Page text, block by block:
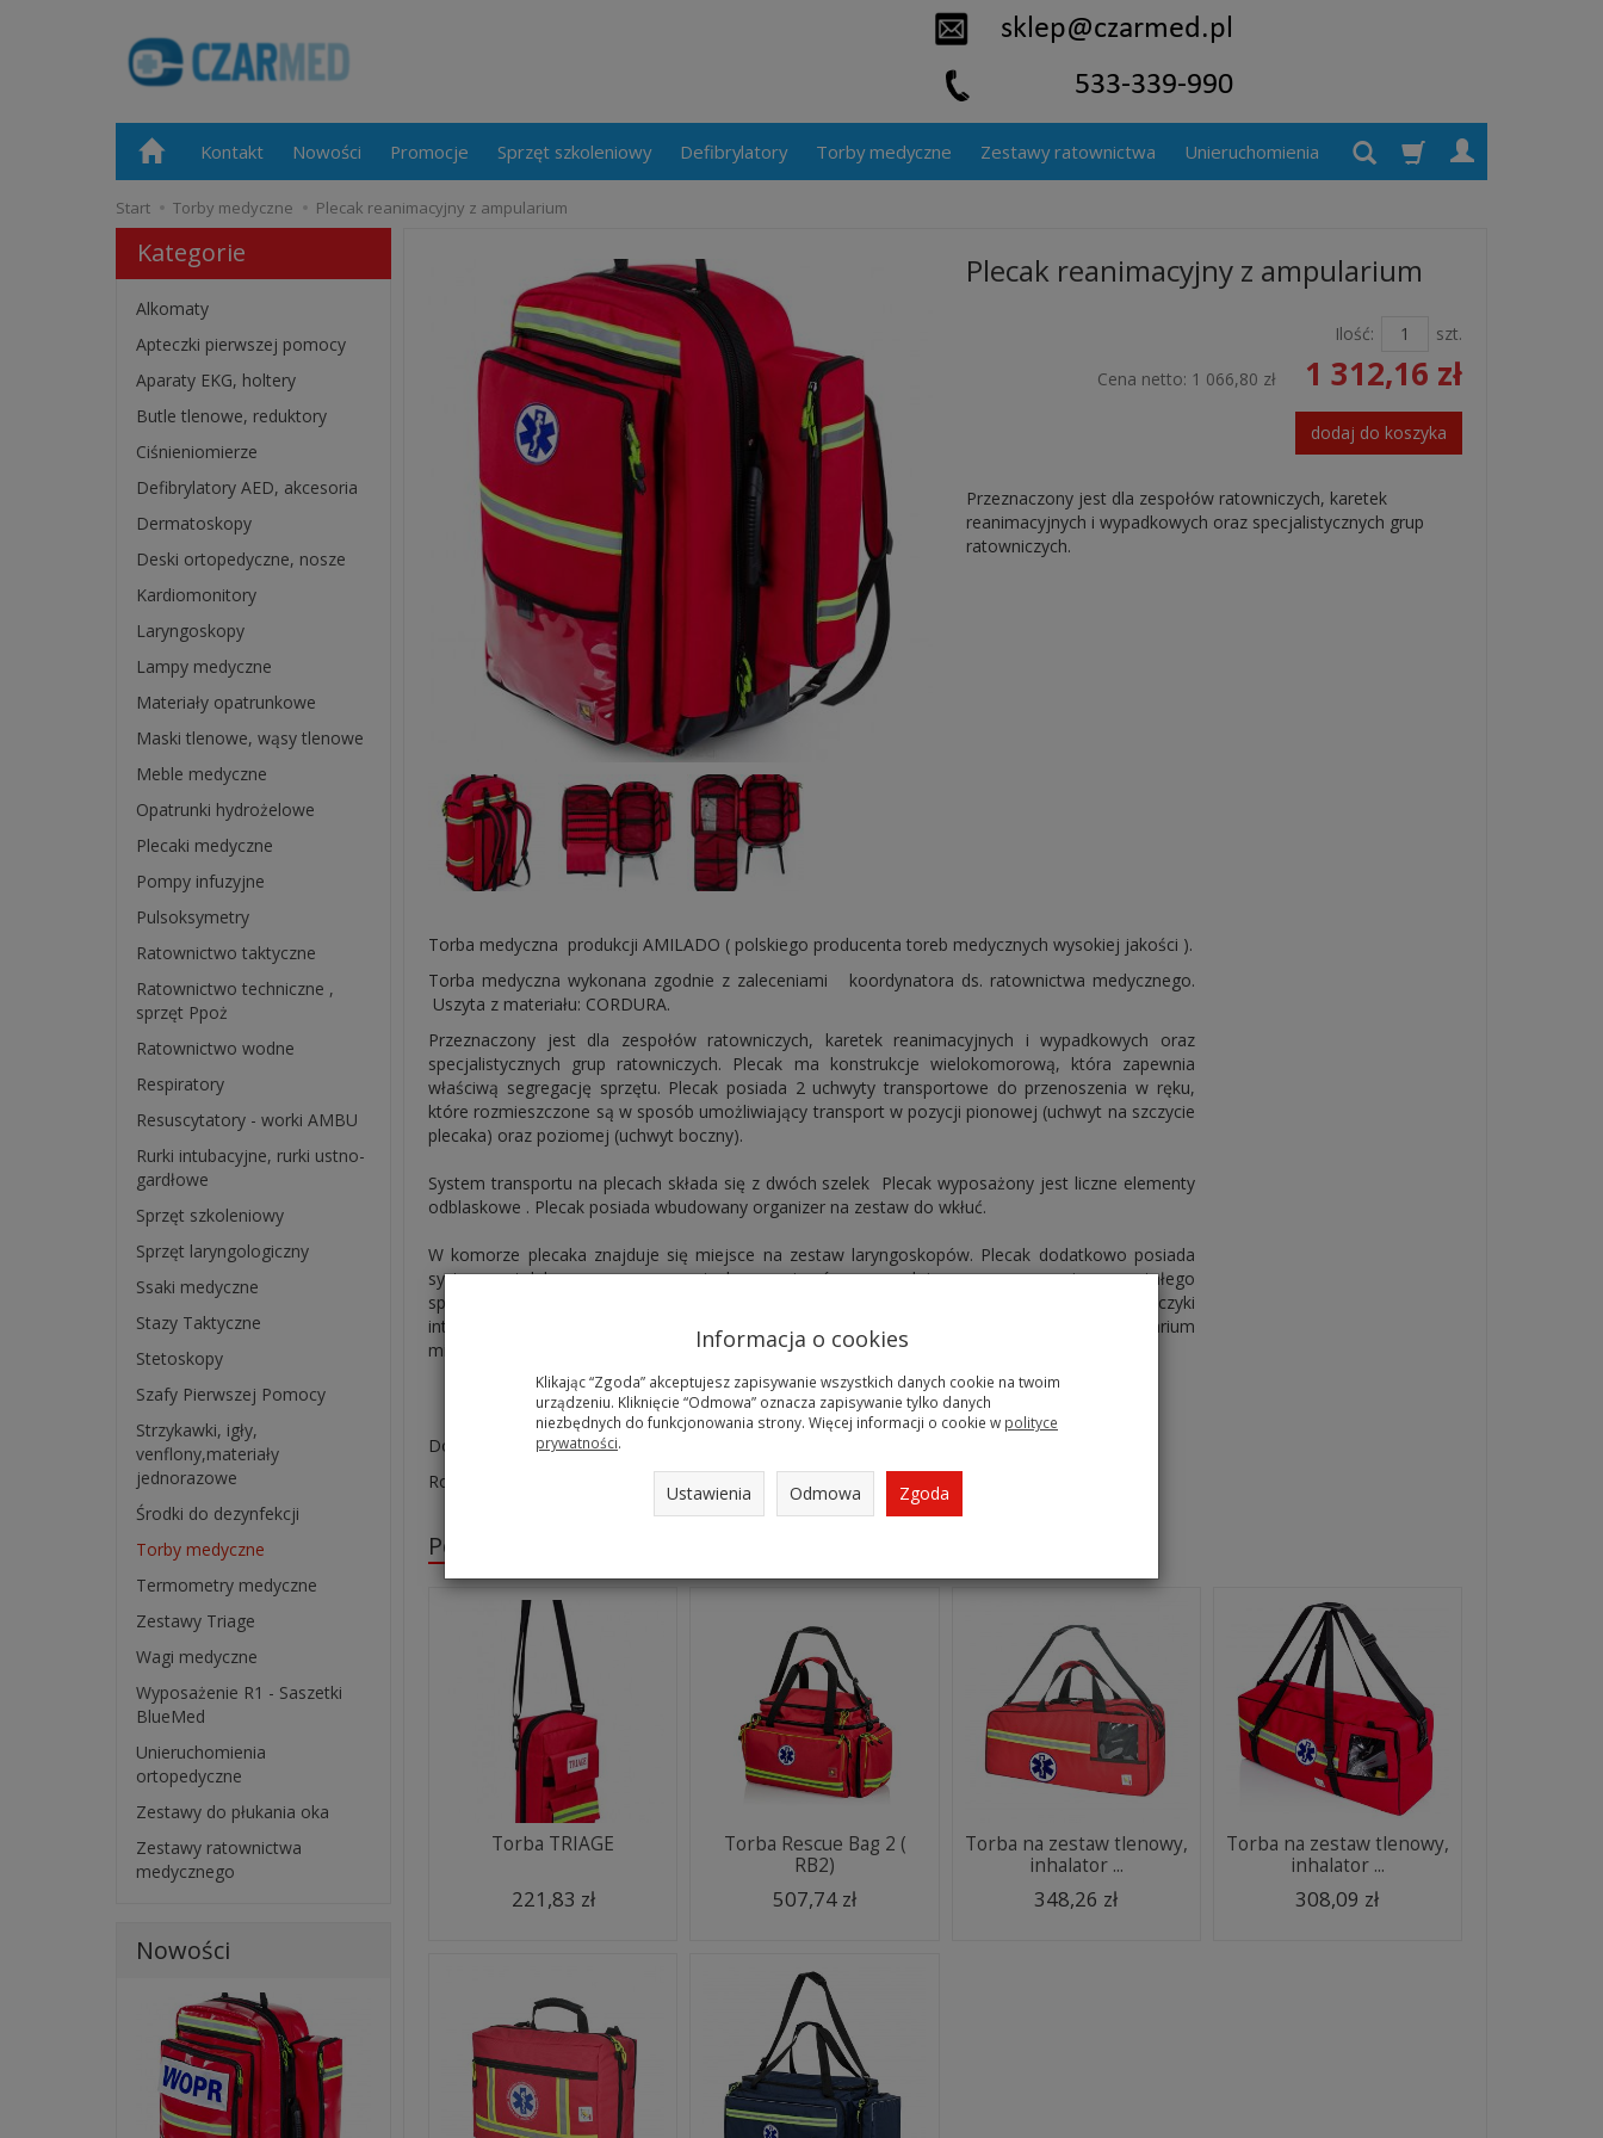
Kontakt Nowości Promocje Sprzęt szkoleniowy Defibrylatory Torby medyczne Zestawy ratownictwa Unieruchomienia
Start Torby medyczne Plecak reanimacyjny z ampularium
Plecak reanimacyjny z ampularium
Ilość:
szt.
Cena netto: 1 066,80 zł 1 312,16 zł
dodaj do koszyka
Przeznaczony jest dla zespołów ratowniczych, karetek
reanimacyjnych i wypadkowych oraz specjalistycznych grup
ratowniczych.
Torba medyczna produkcji AMILADO ( polskiego producenta toreb medycznych wysokiej jakości ).
Torba medyczna wykonana zgodnie z zaleceniami koordynatora ds. ratownictwa medycznego.
Uszyta z materiału: CORDURA.
Przeznaczony jest dla zespołów ratowniczych, karetek reanimacyjnych i wypadkowych oraz
specjalistycznych grup ratowniczych. Plecak ma konstrukcje wielokomorową, która zapewnia
właściwą segregację sprzętu. Plecak posiada 2 uchwyty transportowe do przenoszenia w ręku,
które rozmieszczone są w sposób umożliwiający transport w pozycji pionowej (uchwyt na szczycie
plecaka) oraz poziomej (uchwyt boczny).
System transportu na plecach składa się z dwóch szelek Plecak wyposażony jest liczne elementy
odblaskowe . Plecak posiada wbudowany organizer na zestaw do wkłuć.
W komorze plecaka znajduje się miejsce na zestaw laryngoskopów. Plecak dodatkowo posiada
system pętelek oraz przezroczystych organizerów, pozwalający na segregację pozostałego
sprzętu takiego, jak: rurki intubacyjne, rurki Guedela, rurki nosowo−gardłowe, kleszczyki
intubacyjne itd. W komorze głównej plecaka znajduje się wbudowany system ampularium
mieszczący ok. 60 szt. ampułek o różnej pojemności.
Dostępne kolory: czerwony (kolor standardowy) oraz granatowy .
Rozmiar plecaka : 61 x 33 x 24 cm
Polecane produkty
Torba TRIAGE
221,83 zł
Torba Rescue Bag 2 (
RB2)
507,74 zł
Torba na zestaw tlenowy,
inhalator ...
348,26 zł
Torba na zestaw tlenowy,
inhalator ...
308,09 zł
W ostatnich 7 dniach produktem interesuje się osób.
Kategorie
Alkomaty
Apteczki pierwszej pomocy
Aparaty EKG, holtery
Butle tlenowe, reduktory
Ciśnieniomierze
Defibrylatory AED, akcesoria
Dermatoskopy
Deski ortopedyczne, nosze
Kardiomonitory
Laryngoskopy
Lampy medyczne
Materiały opatrunkowe
Maski tlenowe, wąsy tlenowe
Meble medyczne
Opatrunki hydrożelowe
Plecaki medyczne
Pompy infuzyjne
Pulsoksymetry
Ratownictwo taktyczne
Ratownictwo techniczne ,
sprzęt Ppoż
Ratownictwo wodne
Respiratory
Resuscytatory - worki AMBU
Rurki intubacyjne, rurki ustno-
gardłowe
Sprzęt szkoleniowy
Sprzęt laryngologiczny
Ssaki medyczne
Stazy Taktyczne
Stetoskopy
Szafy Pierwszej Pomocy
Strzykawki, igły,
venflony,materiały
jednorazowe
Środki do dezynfekcji
Torby medyczne
Termometry medyczne
Zestawy Triage
Wagi medyczne
Wyposażenie R1 - Saszetki
BlueMed
Unieruchomienia
ortopedyczne
Zestawy do płukania oka
Zestawy ratownictwa
medycznego
Nowości
Informacja o cookies
Klikając “Zgoda” akceptujesz zapisywanie wszystkich danych cookie na twoim
urządzeniu. Kliknięcie “Odmowa” oznacza zapisywanie tylko danych
niezbędnych do funkcjonowania strony. Więcej informacji o cookie w polityce
prywatności.
Ustawienia Odmowa Zgoda